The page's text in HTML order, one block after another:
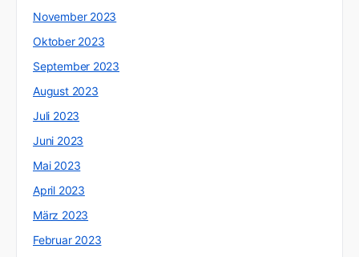
November 2023
Oktober 2023
September 2023
August 2023
Juli 2023
Juni 2023
Mai 2023
April 2023
März 2023
Februar 2023